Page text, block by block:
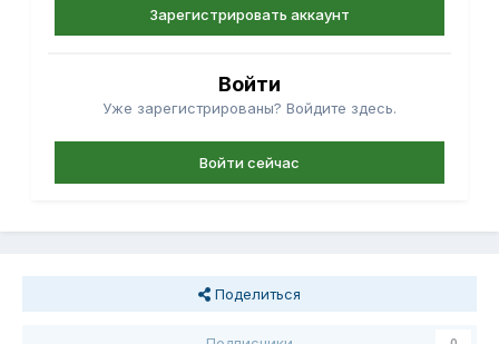
Зарегистрировать аккаунт
Войти
Уже зарегистрированы? Войдите здесь.
Войти сейчас
Поделиться